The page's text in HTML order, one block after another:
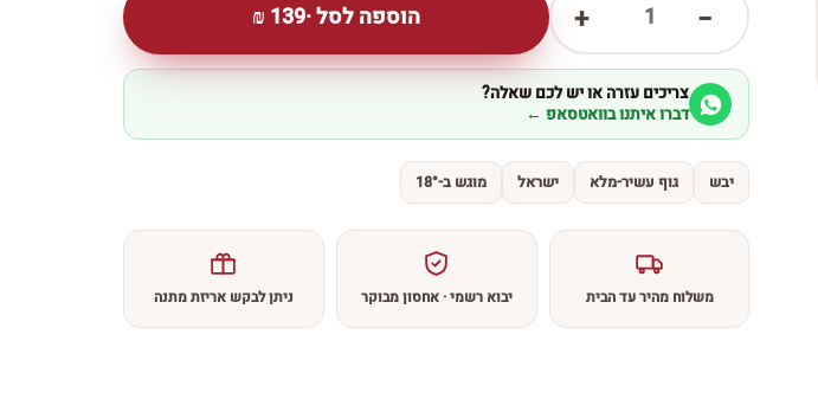
−
1
+ הוספה לסל ·139
₪
צריכים עזרה או יש לכם שאלה?
דברו איתנו בוואטסאפ ←
יבש גוף עשיר-מלא ישראל מוגש ב-18°
משלוח מהיר עד הבית יבוא רשמי · אחסון מבוקר ניתן לבקש אריזת מתנה